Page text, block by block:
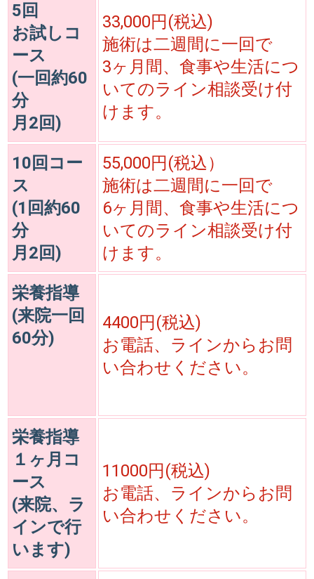
5回
お試しコ
ース
(一回約60
分
月2回)
33,000円(税込)
施術は二週間に一回で
3ヶ月間、食事や生活につ
いてのライン相談受け付
けます。
10回コー
ス
(1回約60
分
月2回)
55,000円(税込）
施術は二週間に一回で
6ヶ月間、食事や生活につ
いてのライン相談受け付
けます。
栄養指導
(来院一回
60分)
4400円(税込)
お電話、ラインからお問
い合わせください。
栄養指導
１ヶ月コ
ース
(来院、ラ
インで行
います)
11000円(税込)
お電話、ラインからお問
い合わせください。